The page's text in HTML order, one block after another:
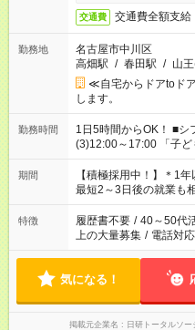
交通費 交通費全額支給
勤務地
名古屋市中川区
高畑駅 / 春田駅 / 山
≪自宅からドアtoド
します。
勤務時間
1日5時間からOK！ ■シフト例 (1)8:00～13:00 (2)10:00～15:00
(3)12:00～17:00 「子どもたちが学校に行く間だけ働きたい」
「余裕を持って夕飯の
はプライベートの時間
いね。 ※Wワーク希望の方へ 今ご覧のお仕事で希望する勤務時
間と、もう1つのお仕
場合は応募できません。
期間
【積極採用中！】＊1
最短2～3日後の就業も
特徴 履歴書不要 / 40～50代
上の大量募集 / 電話対
気になる！
掲載元企業名 日研トータルソ